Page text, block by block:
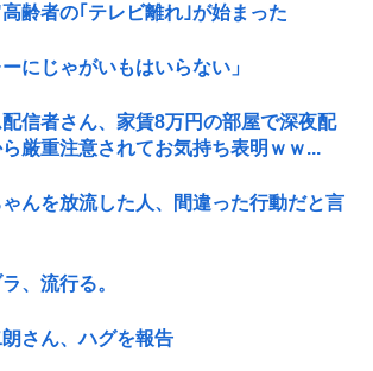
齢者の｢テレビ離れ｣が始まった
にじゃがいもはいらない」
配信者さん、家賃8万円の部屋で深夜配
厳重注意されてお気持ち表明ｗｗ...
んを放流した人、間違った行動だと言
、流行る。
朗さん、ハグを報告